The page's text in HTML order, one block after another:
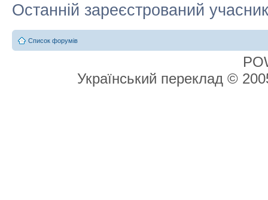
Останній зареєстрований
Список форумів
Український переклад ©